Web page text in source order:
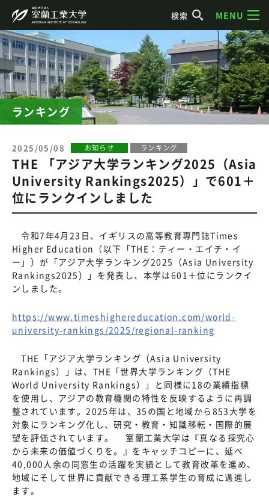
検索 MENU
ランキング
2025/05/08 お知らせ ランキング
THE 「アジア大学ランキング2025（Asia
University Rankings2025）」で601＋
位にランクインしました
令和7年4月23日、イギリスの高等教育専門誌Times
Higher Education（以下「THE：ティー・エイチ・イ
ー」）が「アジア大学ランキング2025（Asia University
Rankings2025）」を発表し、本学は601＋位にランクイ
ンしました。
https://www.timeshighereducation.com/world-
university-rankings/2025/regional-ranking
THE「アジア大学ランキング（Asia University
Rankings）」は、THE「世界大学ランキング（THE
World University Rankings）」と同様に18の業績指標
を使用し、アジアの教育機関の特性を反映するように再調
整されています。2025年は、35の国と地域から853大学を
対象にランキング化し、研究・教育・知識移転・国際的展
望を評価されています。 室蘭工業大学は『真なる探究心
から未来の価値づくりを。』をキャッチコピーに、延べ
40,000人余の同窓生の活躍を実績として教育改革を進め、
地域にそして世界に貢献できる理工系学生の育成に邁進し
ます。